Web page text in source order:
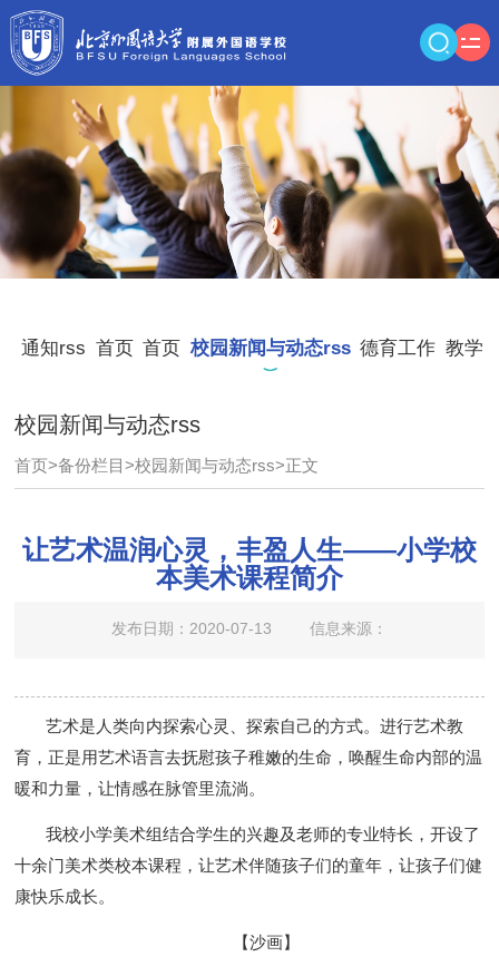
通知rss 首页 首页 校园新闻与动态rss 德育工作 教学
校园新闻与动态rss
首页>备份栏目>校园新闻与动态rss>正文
让艺术温润心灵，丰盈人生——小学校
本美术课程简介
发布日期：2020-07-13 信息来源：
艺术是人类向内探索心灵、探索自己的方式。进行艺术教
育，正是用艺术语言去抚慰孩子稚嫩的生命，唤醒生命内部的温
暖和力量，让情感在脉管里流淌。
我校小学美术组结合学生的兴趣及老师的专业特长，开设了
十余门美术类校本课程，让艺术伴随孩子们的童年，让孩子们健
康快乐成长。
【沙画】